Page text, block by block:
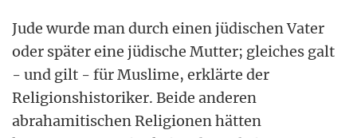
Jude wurde man durch einen jüdischen Vater
oder später eine jüdische Mutter; gleiches galt
- und gilt - für Muslime, erklärte der
Religionshistoriker. Beide anderen
abrahamitischen Religionen hätten